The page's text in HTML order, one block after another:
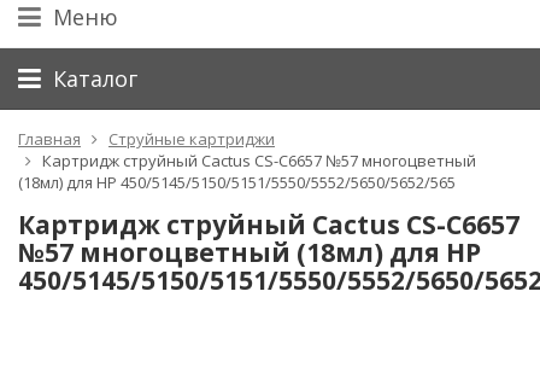
Меню
Каталог
Главная
Струйные картриджи
Картридж струйный Cactus CS-C6657 №57 многоцветный
(18мл) для HP 450/5145/5150/5151/5550/5552/5650/5652/565
Картридж струйный Cactus CS-C6657
№57 многоцветный (18мл) для HP
450/5145/5150/5151/5550/5552/5650/